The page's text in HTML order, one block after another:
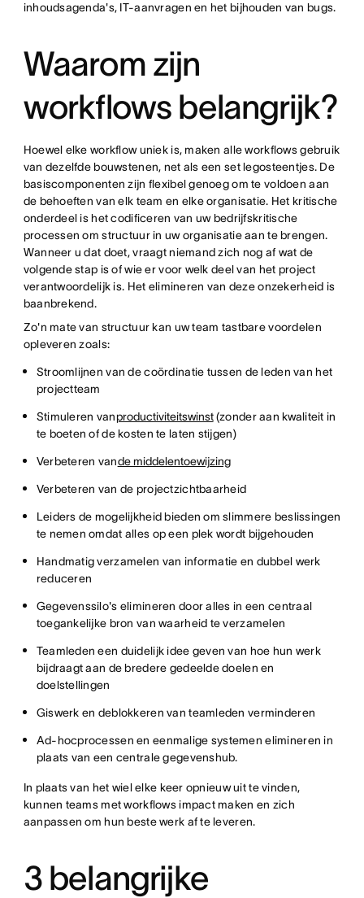
inhoudsagenda's, IT-aanvragen en het bijhouden van bugs.
Waarom zijn
workflows belangrijk?
Hoewel elke workflow uniek is, maken alle workflows gebruik
van dezelfde bouwstenen, net als een set legosteentjes. De
basiscomponenten zijn flexibel genoeg om te voldoen aan
de behoeften van elk team en elke organisatie. Het kritische
onderdeel is het codificeren van uw bedrijfskritische
processen om structuur in uw organisatie aan te brengen.
Wanneer u dat doet, vraagt niemand zich nog af wat de
volgende stap is of wie er voor welk deel van het project
verantwoordelijk is. Het elimineren van deze onzekerheid is
baanbrekend.
Zo'n mate van structuur kan uw team tastbare voordelen
opleveren zoals:
Stroomlijnen van de coördinatie tussen de leden van het
projectteam
Stimuleren vanproductiviteitswinst(zonder aan kwaliteit in
te boeten of de kosten te laten stijgen)
Verbeteren vande middelentoewijzing
Verbeteren van de projectzichtbaarheid
Leiders de mogelijkheid bieden om slimmere beslissingen
te nemen omdat alles op een plek wordt bijgehouden
Handmatig verzamelen van informatie en dubbel werk
reduceren
Gegevenssilo's elimineren door alles in een centraal
toegankelijke bron van waarheid te verzamelen
Teamleden een duidelijk idee geven van hoe hun werk
bijdraagt aan de bredere gedeelde doelen en
doelstellingen
Giswerk en deblokkeren van teamleden verminderen
Ad-hocprocessen en eenmalige systemen elimineren in
plaats van een centrale gegevenshub.
In plaats van het wiel elke keer opnieuw uit te vinden,
kunnen teams met workflows impact maken en zich
aanpassen om hun beste werk af te leveren.
3 belangrijke